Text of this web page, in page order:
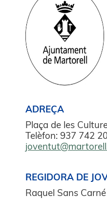
ADREÇA
Plaça de les
Telèfon: 937 742
REGIDORA DE
Raquel Sans Carné